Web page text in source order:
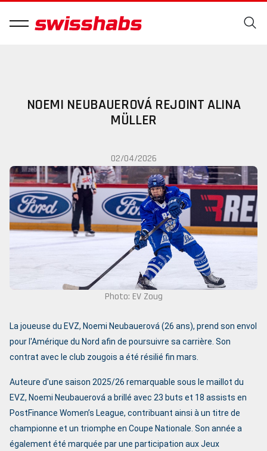
NOEMI NEUBAUEROVÁ REJOINT ALINA
MÜLLER
02/04/2026
Photo: EV Zoug
La joueuse du EVZ, Noemi Neubauerová (26 ans), prend son envol
pour l'Amérique du Nord afin de poursuivre sa carrière. Son
contrat avec le club zougois a été résilié fin mars.
Auteure d'une saison 2025/26 remarquable sous le maillot du
EVZ, Noemi Neubauerová a brillé avec 23 buts et 18 assists en
PostFinance Women’s League, contribuant ainsi à un titre de
championne et un triomphe en Coupe Nationale. Son année a
également été marquée par une participation aux Jeux